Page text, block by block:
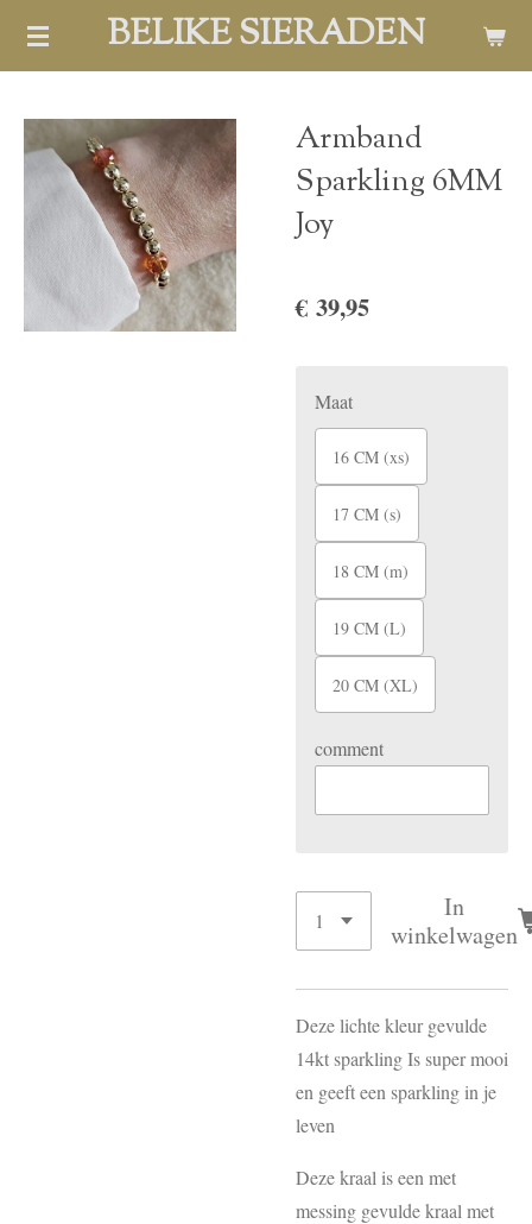
Ga
hoofdinhoud
BELIKE SIERADEN
Armband
Sparkling 6MM
Joy
€ 39,95
Maat
16 CM (xs)
17 CM (s)
18 CM (m)
19 CM (L)
20 CM (XL)
comment
In
winkelwagen
Deze lichte kleur gevulde
14kt sparkling Is super mooi
en geeft een sparkling in je
leven
Deze kraal is een met
messing gevulde kraal met